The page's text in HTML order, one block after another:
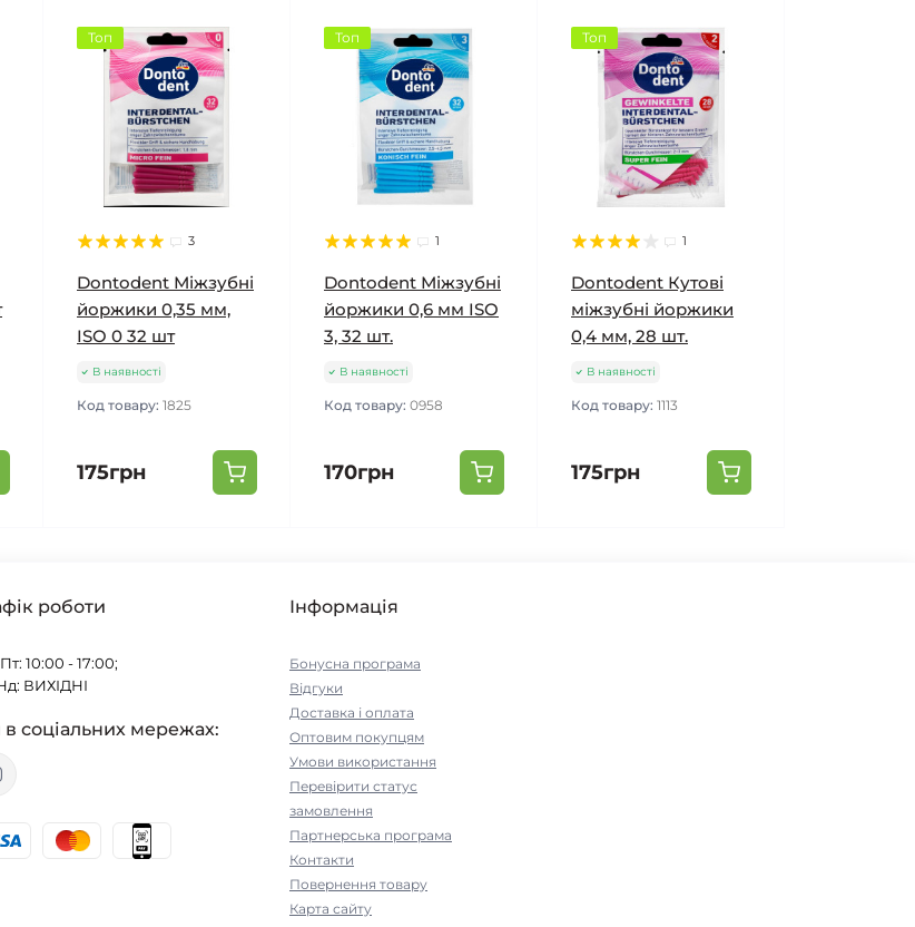
Топ
3
Dontodent Міжзубні
йоржики 0,35 мм,
ISO 0 32 шт
В наявності
Код товару: 1825
175грн
Топ
1
Dontodent Міжзубні
йоржики 0,6 мм ISO
3, 32 шт.
В наявності
Код товару: 0958
170грн
Топ
1
Dontodent Кутові
міжзубні йоржики
0,4 мм, 28 шт.
В наявності
Код товару: 1113
175грн
роботи
10:00 - 17:00;
ВИХІДНІ
соціальних мережах:
Інформація
Бонусна програма
Відгуки
Доставка і оплата
Оптовим покупцям
Умови використання
Перевірити статус
замовлення
Партнерська програма
Контакти
Повернення товару
Карта сайту